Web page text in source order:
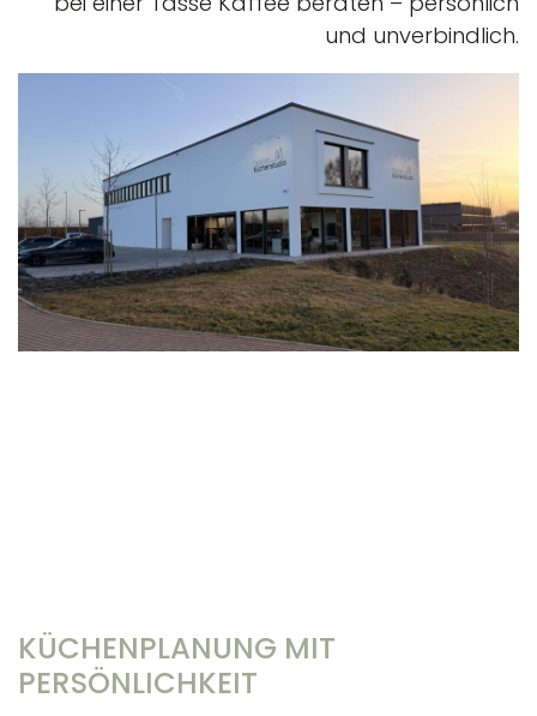
und unverbindlich.
KÜCHENPLANUNG MIT
PERSÖNLICHKEIT